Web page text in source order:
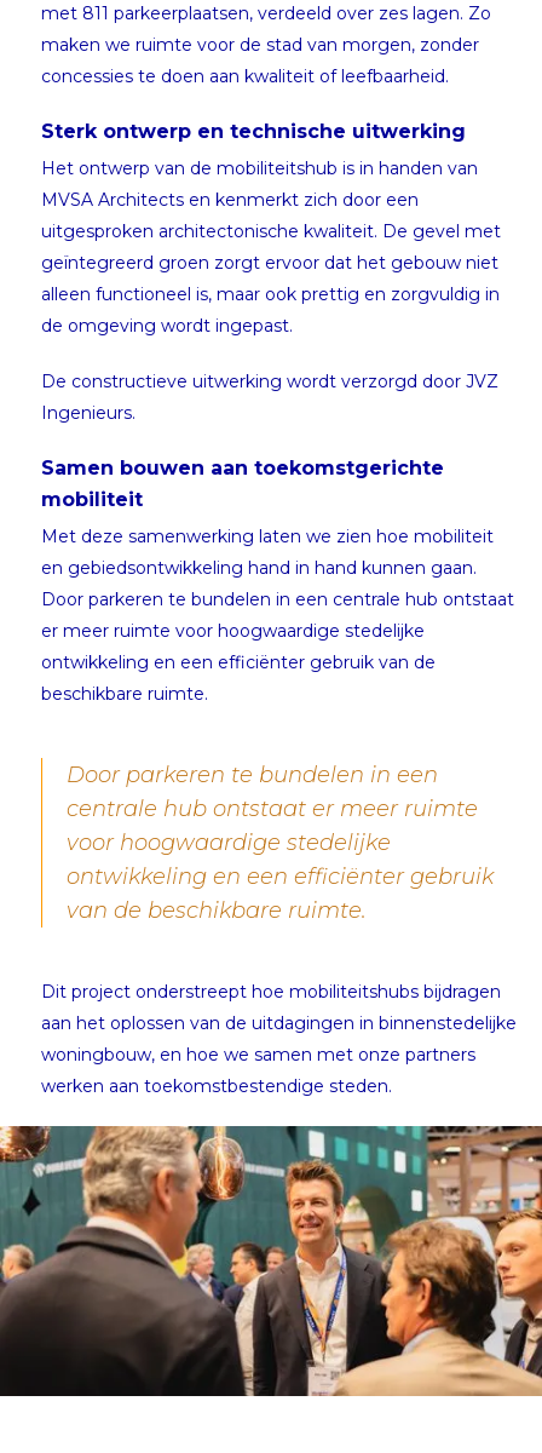
met 811 parkeerplaatsen, verdeeld over zes lagen. Zo
maken we ruimte voor de stad van morgen, zonder
concessies te doen aan kwaliteit of leefbaarheid.
Sterk ontwerp en technische uitwerking
Het ontwerp van de mobiliteitshub is in handen van
MVSA Architects en kenmerkt zich door een
uitgesproken architectonische kwaliteit. De gevel met
geïntegreerd groen zorgt ervoor dat het gebouw niet
alleen functioneel is, maar ook prettig en zorgvuldig in
de omgeving wordt ingepast.
De constructieve uitwerking wordt verzorgd door JVZ
Ingenieurs.
Samen bouwen aan toekomstgerichte
mobiliteit
Met deze samenwerking laten we zien hoe mobiliteit
en gebiedsontwikkeling hand in hand kunnen gaan.
Door parkeren te bundelen in een centrale hub ontstaat
er meer ruimte voor hoogwaardige stedelijke
ontwikkeling en een efficiënter gebruik van de
beschikbare ruimte.
Door parkeren te bundelen in een
centrale hub ontstaat er meer ruimte
voor hoogwaardige stedelijke
ontwikkeling en een efficiënter gebruik
van de beschikbare ruimte.
Dit project onderstreept hoe mobiliteitshubs bijdragen
aan het oplossen van de uitdagingen in binnenstedelijke
woningbouw, en hoe we samen met onze partners
werken aan toekomstbestendige steden.